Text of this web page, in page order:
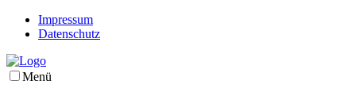
Impressum
Datenschutz
Menü